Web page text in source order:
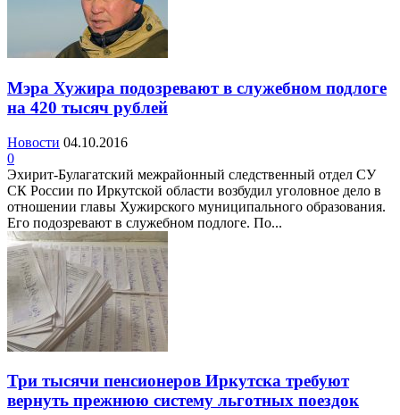
Мэра Хужира подозревают в служебном подлоге
на 420 тысяч рублей
Новости 04.10.2016
0
Эхирит-Булагатский межрайонный следственный отдел СУ
СК России по Иркутской области возбудил уголовное дело в
отношении главы Хужирского муниципального образования.
Его подозревают в служебном подлоге. По...
Три тысячи пенсионеров Иркутска требуют
вернуть прежнюю систему льготных поездок